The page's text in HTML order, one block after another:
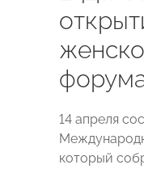
14 апреля
который